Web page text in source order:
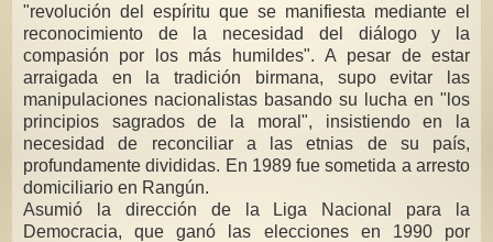
"revolución del espíritu que se manifiesta mediante el
reconocimiento de la necesidad del diálogo y la
compasión por los más humildes". A pesar de estar
arraigada en la tradición birmana, supo evitar las
manipulaciones nacionalistas basando su lucha en "los
principios sagrados de la moral", insistiendo en la
necesidad de reconciliar a las etnias de su país,
profundamente divididas. En 1989 fue sometida a arresto
domiciliario en Rangún.
Asumió la dirección de la Liga Nacional para la
Democracia, que ganó las elecciones en 1990 por